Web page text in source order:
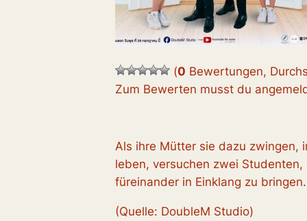
(0 Bewertungen,
Zum Bewerten musst du
Als ihre Mütter sie dazu zwingen,
leben, versuchen zwei
füreinander in Einklang zu bringen.
(Quelle: DoubleM Studio)